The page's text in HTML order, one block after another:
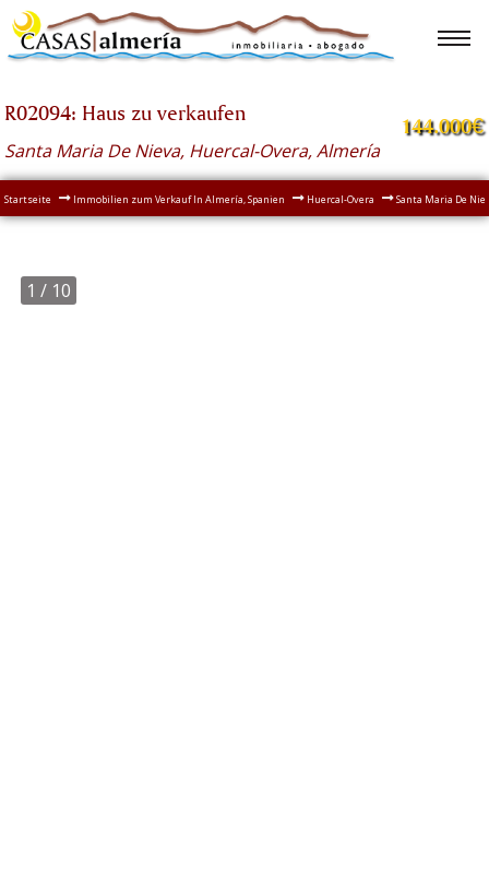
R02094: Haus zu verkaufen
Santa Maria De Nieva, Huercal-Overa, Almería
144.000€
Startseite Immobilien zum Verkauf In Almería, Spanien Huercal-Overa Santa Maria De
1 / 10